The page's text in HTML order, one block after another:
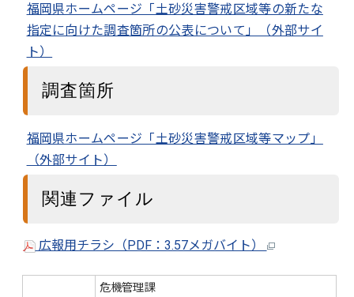
福岡県ホームページ「土砂災害警戒区域等の新たな
指定に向けた調査箇所の公表について」（外部サイ
ト）
調査箇所
福岡県ホームページ「土砂災害警戒区域等マップ」
（外部サイト）
関連ファイル
広報用チラシ（PDF：3.57メガバイト）
危機管理課